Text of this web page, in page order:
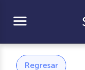
menu
Regresar